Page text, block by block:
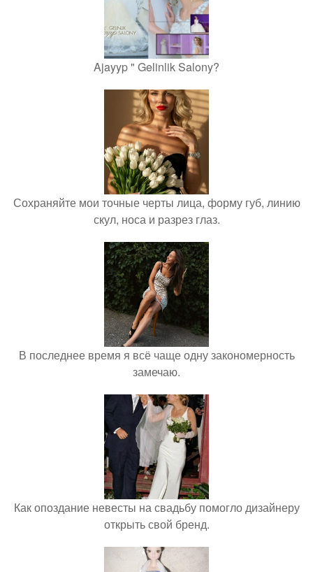
Ajayyp " Gelinlik Salony?
Сохраняйте мои точные черты лица, форму губ, линию
скул, носа и разрез глаз.
В последнее время я всё чаще одну закономерность
замечаю.
Как опоздание невесты на свадьбу помогло дизайнеру
открыть свой бренд.